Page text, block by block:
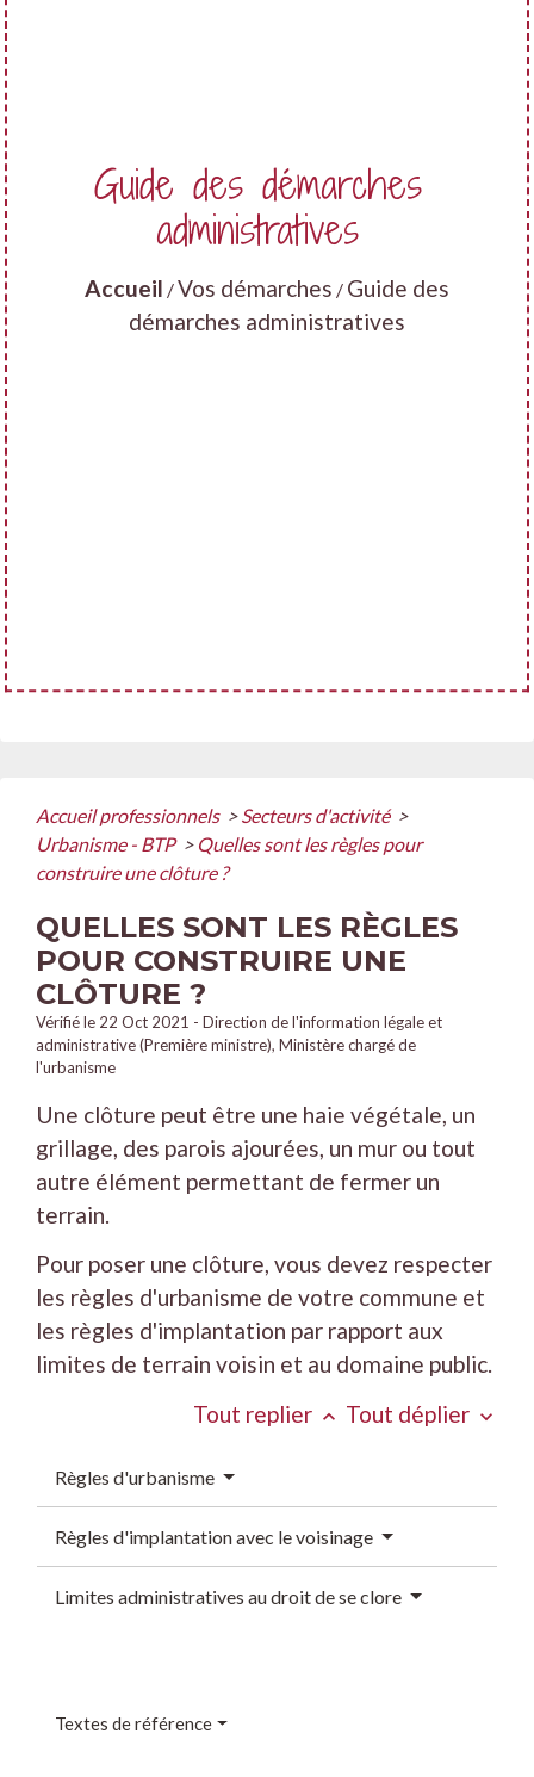
Guide des démarches
administratives
Accueil /Vos démarches / Guide des
démarches administratives
Accueil professionnels > Secteurs d'activité >
Urbanisme - BTP > Quelles sont les règles pour
construire une clôture ?
QUELLES SONT LES RÈGLES
POUR CONSTRUIRE UNE
CLÔTURE ?
Vérifié le 22 Oct 2021 - Direction de l'information légale et
administrative (Première ministre), Ministère chargé de
l'urbanisme
Une clôture peut être une haie végétale, un
grillage, des parois ajourées, un mur ou tout
autre élément permettant de fermer un
terrain.
Pour poser une clôture, vous devez respecter
les règles d'urbanisme de votre commune et
les règles d'implantation par rapport aux
limites de terrain voisin et au domaine public.
Tout replier keyboard_arrow_up Tout déplier keyboard_arrow_down
Règles d'urbanisme
Règles d'implantation avec le voisinage
Limites administratives au droit de se clore
Textes de référence